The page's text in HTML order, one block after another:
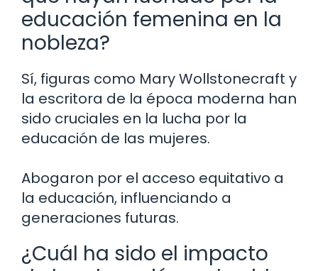
educación femenina en la
nobleza?
Sí, figuras como Mary Wollstonecraft y
la escritora de la época moderna han
sido cruciales en la lucha por la
educación de las mujeres.
Abogaron por el acceso equitativo a
la educación, influenciando a
generaciones futuras.
¿Cuál ha sido el impacto